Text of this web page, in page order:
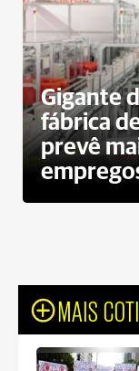
Gigante
fábrica
prevê
MAIS